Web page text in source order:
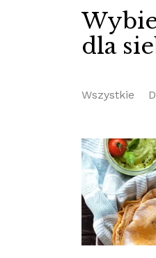
dla
Wszystkie